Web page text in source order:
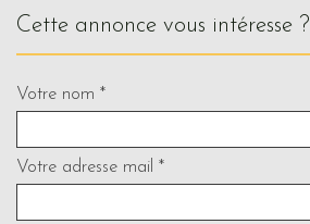
cette annonce vous intéresse ?
Votre nom *
Votre adresse mail *